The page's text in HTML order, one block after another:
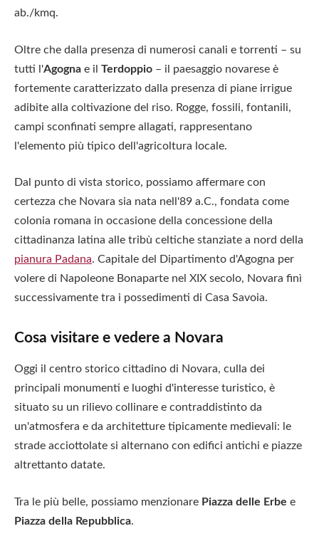
ab./kmq.
Oltre che dalla presenza di numerosi canali e torrenti – su
tutti l'Agogna e il Terdoppio – il paesaggio novarese è
fortemente caratterizzato dalla presenza di piane irrigue
adibite alla coltivazione del riso. Rogge, fossili, fontanili,
campi sconfinati sempre allagati, rappresentano
l'elemento più tipico dell'agricoltura locale.
Dal punto di vista storico, possiamo affermare con
certezza che Novara sia nata nell'89 a.C., fondata come
colonia romana in occasione della concessione della
cittadinanza latina alle tribù celtiche stanziate a nord della
pianura Padana. Capitale del Dipartimento d'Agogna per
volere di Napoleone Bonaparte nel XIX secolo, Novara finì
successivamente tra i possedimenti di Casa Savoia.
Cosa visitare e vedere a Novara
Oggi il centro storico cittadino di Novara, culla dei
principali monumenti e luoghi d'interesse turistico, è
situato su un rilievo collinare e contraddistinto da
un'atmosfera e da architetture tipicamente medievali: le
strade acciottolate si alternano con edifici antichi e piazze
altrettanto datate.
Tra le più belle, possiamo menzionare Piazza delle Erbe e
Piazza della Repubblica.